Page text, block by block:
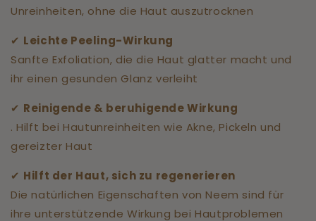
Unreinheiten, ohne die Haut auszutrocknen
✔ Leichte Peeling-Wirkung
Sanfte Exfoliation, die die Haut glatter macht und
ihr einen gesunden Glanz verleiht
✔ Reinigende & beruhigende Wirkung
. Hilft bei Hautunreinheiten wie Akne, Pickeln und
gereizter Haut
✔ Hilft der Haut, sich zu regenerieren
Die natürlichen Eigenschaften von Neem sind für
ihre unterstützende Wirkung bei Hautproblemen